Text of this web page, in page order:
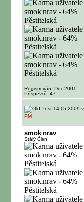
Registrován: Dec 2001
Příspěvků: 47
14-05-2009 v
PM
smokinrav
Stálý Člen